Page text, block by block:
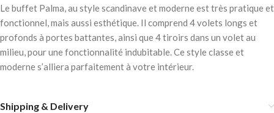
Le buffet Palma, au style scandinave et moderne est très pratique et
fonctionnel, mais aussi esthétique. Il comprend 4 volets longs et
profonds à portes battantes, ainsi que 4 tiroirs dans un volet au
milieu, pour une fonctionnalité indubitable. Ce style classe et
moderne s’alliera parfaitement à votre intérieur.
Shipping & Delivery